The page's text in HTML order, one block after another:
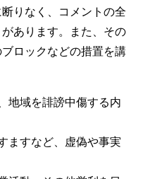
りなく、コメントの全
あります。また、その
ロックなどの措置を講
地域を誹謗中傷する内
ますなど、虚偽や事実